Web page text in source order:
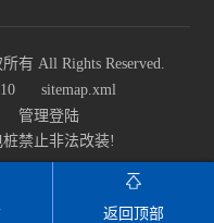
有 All Rights Reserved.
sitemap.xml
管理登陆
禁止非法改装!
返回顶部